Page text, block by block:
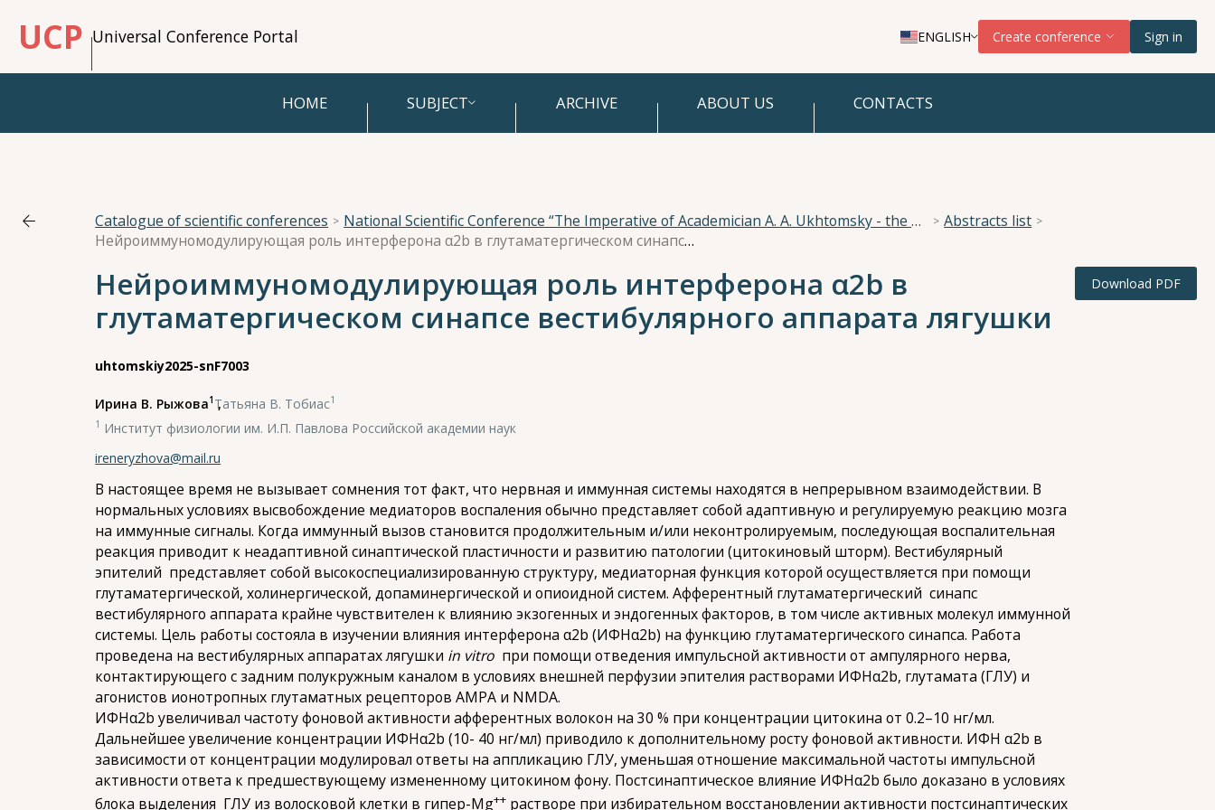
UCP Universal Conference Portal ENGLISH Create conference Sign in
HOME SUBJECT ARCHIVE ABOUT US CONTACTS
Catalogue of scientific conferences National Scientific Conference “The Imperative of Academician A. A. Ukhtomsky - the Brain and its Self-Cognition”
Abstracts list
Нейроиммуномодулирующая роль интерферона α2b в глутаматергическом синапсе вестибулярного аппарата лягушки
Нейроиммуномодулирующая роль интерферона α2b в
глутаматергическом синапсе вестибулярного аппарата лягушки
uhtomskiy2025-snF7003
Ирина В. Рыжова1 ,
Татьяна В. Тобиас1
1 Институт физиологии им. И.П. Павлова Российской академии наук
ireneryzhova@mail.ru
В настоящее время не вызывает сомнения тот факт, что нервная и иммунная системы находятся в непрерывном взаимодействии. В
нормальных условиях высвобождение медиаторов воспаления обычно представляет собой адаптивную и регулируемую реакцию мозга
на иммунные сигналы. Когда иммунный вызов становится продолжительным и/или неконтролируемым, последующая воспалительная
реакция приводит к неадаптивной синаптической пластичности и развитию патологии (цитокиновый шторм). Вестибулярный
эпителий представляет собой высокоспециализированную структуру, медиаторная функция которой осуществляется при помощи
глутаматергической, холинергической, допаминергической и опиоидной систем. Афферентный глутаматергический синапс
вестибулярного аппарата крайне чувствителен к влиянию экзогенных и эндогенных факторов, в том числе активных молекул иммунной
системы. Цель работы состояла в изучении влияния интерферона α2b (ИФНα2b) на функцию глутаматергического синапса. Работа
проведена на вестибулярных аппаратах лягушки in vitro при помощи отведения импульсной активности от ампулярного нерва,
контактирующего с задним полукружным каналом в условиях внешней перфузии эпителия растворами ИФНα2b, глутамата (ГЛУ) и
агонистов ионотропных глутаматных рецепторов АМРА и NMDA.
ИФНα2b увеличивал частоту фоновой активности афферентных волокон на 30 % при концентрации цитокина от 0.2–10 нг/мл.
Дальнейшее увеличение концентрации ИФНα2b (10- 40 нг/мл) приводило к дополнительному росту фоновой активности. ИФН α2b в
зависимости от концентрации модулировал ответы на аппликацию ГЛУ, уменьшая отношение максимальной частоты импульсной
активности ответа к предшествующему измененному цитокином фону. Постсинаптическое влияние ИФНα2b было доказано в условиях
блока выделения ГЛУ из волосковой клетки в гипер-Mg++ растворе при избирательном восстановлении активности постсинаптических
Download PDF